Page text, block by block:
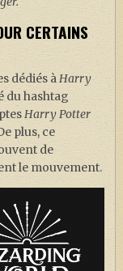
CERTAINS
dédiés àHarry
du hashtag
Harry Potter
plus, ce
de
le mouvement.